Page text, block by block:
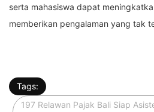
serta mahasiswa dapat
memberikan pengalaman yang tak
Tags:
197 Relawan Pajak Bali Siap